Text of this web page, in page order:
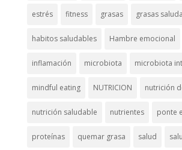
estrés fitness grasas grasas
habitos saludables Hambre emocional
inflamación microbiota microbiota
mindful eating NUTRICION nutrición
nutrición saludable nutrientes ponte
proteínas quemar grasa salud